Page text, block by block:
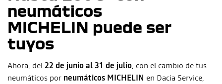
neumáticos
MICHELIN puede ser
tuyos
Ahora, del 22 de junio al 31 de julio, con el cambio de tus
neumáticos por neumáticos MICHELIN en Dacia Service,